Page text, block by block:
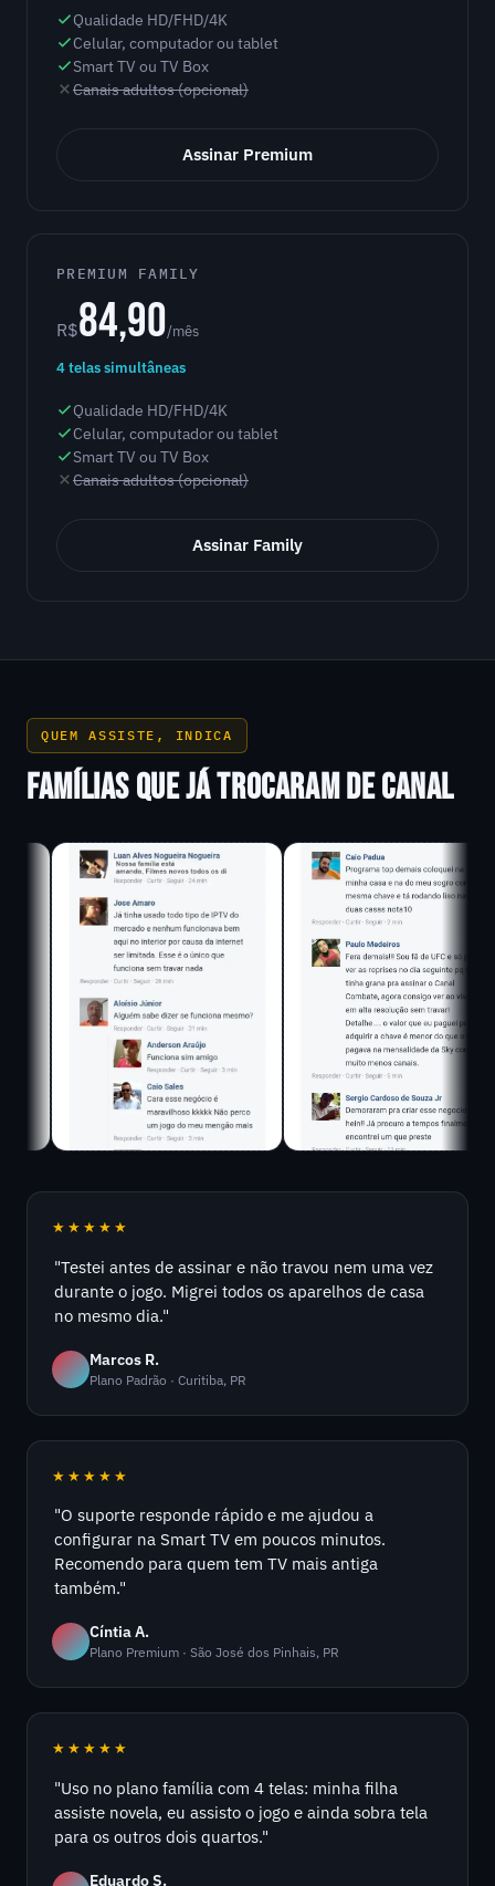
Qualidade HD/FHD/4K
Celular, computador ou tablet
Smart TV ou TV Box
Canais adultos (opcional)
Assinar Premium
PREMIUM FAMILY
R$84,90/mês
4 telas simultâneas
Qualidade HD/FHD/4K
Celular, computador ou tablet
Smart TV ou TV Box
Canais adultos (opcional)
Assinar Family
QUEM ASSISTE, INDICA
FAMÍLIAS QUE JÁ TROCARAM DE CANAL
★★★★★
"Testei antes de assinar e não travou nem uma vez
durante o jogo. Migrei todos os aparelhos de casa
no mesmo dia."
Marcos R.
Plano Padrão · Curitiba, PR
★★★★★
"O suporte responde rápido e me ajudou a
configurar na Smart TV em poucos minutos.
Recomendo para quem tem TV mais antiga
também."
Cíntia A.
Plano Premium · São José dos Pinhais, PR
★★★★★
"Uso no plano família com 4 telas: minha filha
assiste novela, eu assisto o jogo e ainda sobra tela
para os outros dois quartos."
Eduardo S.